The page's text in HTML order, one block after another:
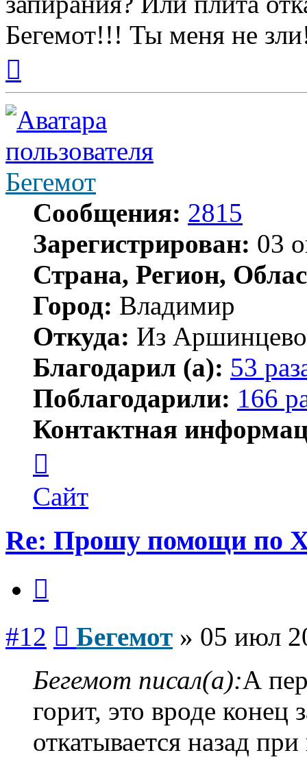
Бегемот!!! Ты меня не
началу
Бегемот
Сообщения: 2815
Зарегистрирован: 03
Страна, Регион,
Город: Владимир
Откуда: Из
Благодарил (а): 53
Поблагодарили: 166
Контактная
пользователя
Бегемот
Сайт
Re: Прошу помощи по
#12 Бегемот » 05 июл
Бегемот писал(а):А
горит, это вроде конец
откатывается назад